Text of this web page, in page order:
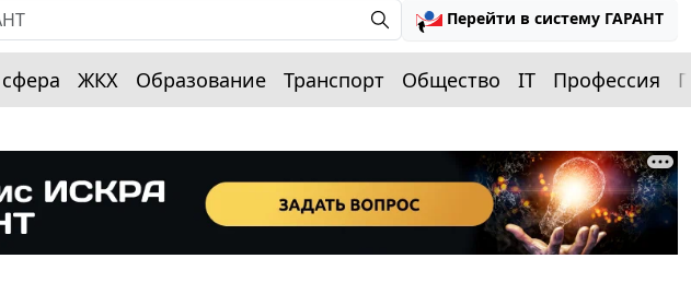
Перейти в систему ГАРАНТ
ЖКХ Образование Транспорт Общество IT Профессия